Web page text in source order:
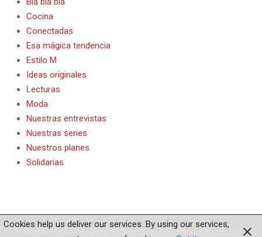
Cocina
Conectadas
Esa mágica tendencia
Estilo M
Ideas originales
Lecturas
Moda
Nuestras entrevistas
Nuestras series
Nuestros planes
Solidarias
Diseñado utilizandoMagazine News Byte . Funciona conWordPress
Cookies help us deliver our services. By using our services,